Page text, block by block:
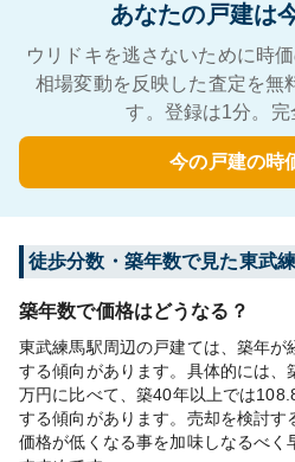
あなたの戸建は
ウリドキを逃さないために時
相場変動を反映した査定を無
す。登録は1分。完
今の戸建の時
徒歩分数・築年数で見た東武
築年数で価格はどうなる？
東武練馬駅周辺の戸建ては、築年
する傾向があります。具体的には
万円に比べて、築40年以上では
する傾向があります。売却を検討
価格が低くなる事を加味しなるべく